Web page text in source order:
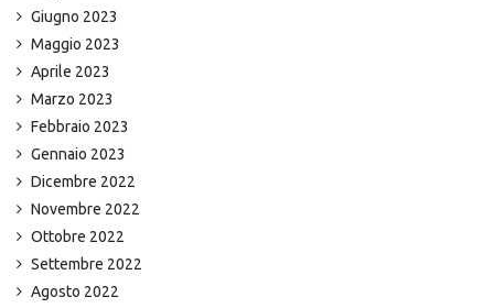
Giugno 2023
Maggio 2023
Aprile 2023
Marzo 2023
Febbraio 2023
Gennaio 2023
Dicembre 2022
Novembre 2022
Ottobre 2022
Settembre 2022
Agosto 2022